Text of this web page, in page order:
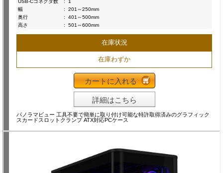
幅
:
201～250mm
奥行
:
401～500mm
高さ
: 501～600mm
在庫状況
在庫わずか
カートに入れる
詳細はこちら
パノラマビュー 工具不要で簡単に取り付け可能な特許取得済みのグラフィック
スカードスロットクランプ ATX対応PCケース